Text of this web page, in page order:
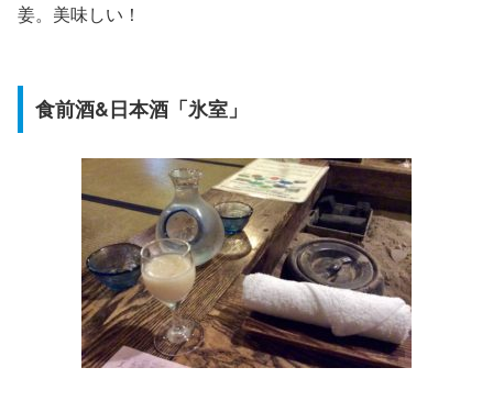
姜。美味しい！
食前酒&日本酒「氷室」